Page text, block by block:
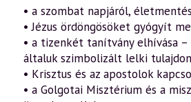
6.
rész
(2000.03.03.)
mennyiség
• a szombat napjáról,
• Jézus ördöngösöket gyógyít
• a tizenkét tanítvány elhívása –
általuk szimbolizált lelki
• Krisztus és az apostolok
• a Golgotai Misztérium és a